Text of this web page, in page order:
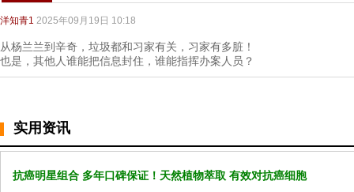
洋知青1 2025年09月19日 10:18
从杨兰兰到辛奇，垃圾都和习家有关，习家有多脏！
也是，其他人谁能把信息封住，谁能指挥办案人员？
实用资讯
抗癌明星组合 多年口碑保证！天然植物萃取 有效对抗癌细胞